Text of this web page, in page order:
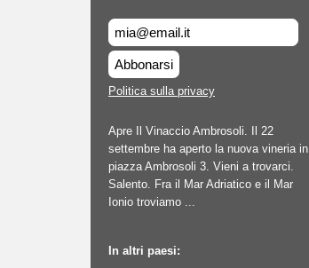
Abbonarsi
Politica sulla privacy
Apre Il Vinaccio Ambrosoli. Il 22
settembre ha aperto la nuova vineria in
piazza Ambrosoli 3. Vieni a trovarci.
Salento. Fra il Mar Adriatico e il Mar
Ionio troviamo ...
In altri paesi: